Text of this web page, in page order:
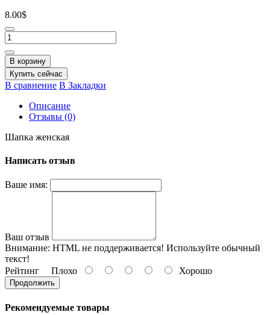
8.00$
В корзину
Купить сейчас
В сравнение В Закладки
Описание
Отзывы (0)
Шапка женская
Написать отзыв
Ваше имя:
Ваш отзыв
Внимание: HTML не поддерживается! Используйте обычный
текст!
Рейтинг Плохо Хорошо
Продолжить
Рекомендуемые товары